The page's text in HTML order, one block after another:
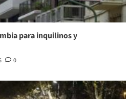
para inquilinos y
0